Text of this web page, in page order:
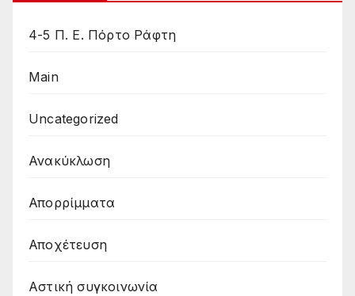
4-5 Π. Ε. Πόρτο Ράφτη
Main
Uncategorized
Ανακύκλωση
Απορρίμματα
Αποχέτευση
Αστική συγκοινωνία